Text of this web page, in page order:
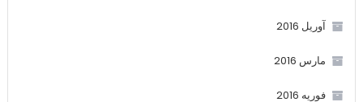
آوریل 2016
مارس 2016
فوریه 2016